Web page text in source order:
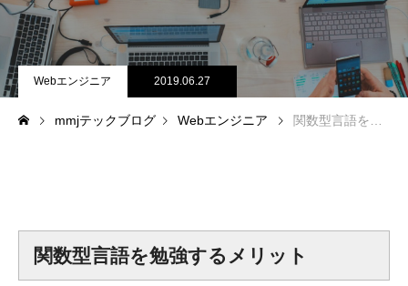
インタビュー
スタッフ紹介
仕事を知る
プログラマーの1週間
Webエンジニア 2019.06.27
mmjテックブログ Webエンジニア 関数型言語を勉強するメリット
関数型言語を勉強するメリット